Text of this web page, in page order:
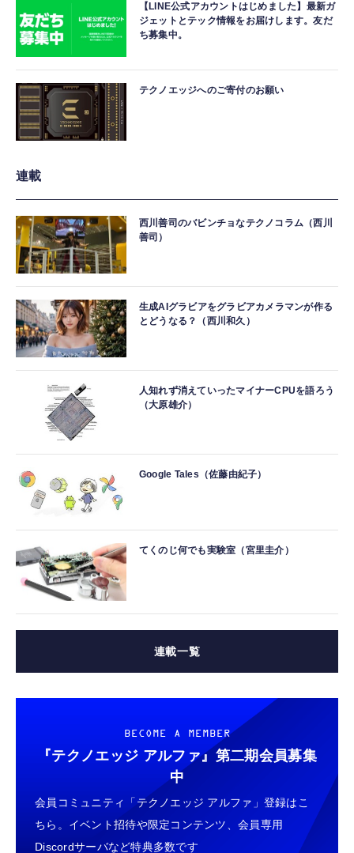
【LINE公式アカウントはじめました】最新ガ
ジェットとテック情報をお届けします。友だ
ち募集中。
テクノエッジへのご寄付のお願い
連載
西川善司のバビンチョなテクノコラム（西川
善司）
生成AIグラビアをグラビアカメラマンが作る
とどうなる？（西川和久）
人知れず消えていったマイナーCPUを語ろう
（大原雄介）
Google Tales（佐藤由紀子）
てくのじ何でも実験室（宮里圭介）
連載一覧
BECOME A MEMBER
『テクノエッジ アルファ』 第二期会員募集
中
会員コミュニティ「テクノエッジ アルファ」登録はこ
ちら。イベント招待や限定コンテンツ、会員専用
Discordサーバなど特典多数です